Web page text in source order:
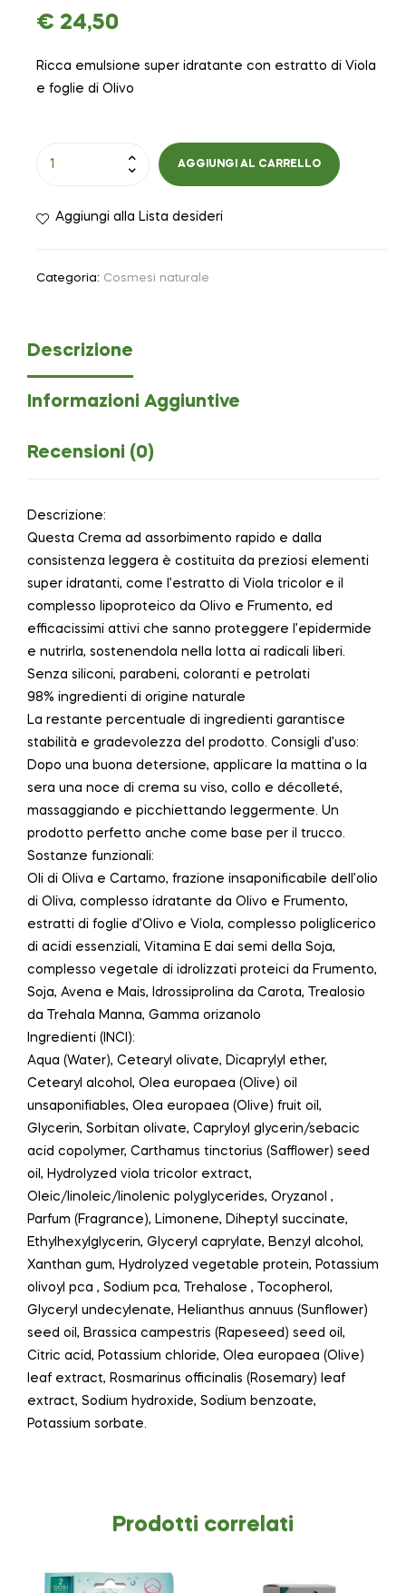
€ 24,50
Ricca emulsione super idratante con estratto di Viola
e foglie di Olivo
AGGIUNGI AL CARRELLO
Aggiungi alla Lista desideri
Categoria: Cosmesi naturale
Descrizione
Informazioni Aggiuntive
Recensioni (0)
Descrizione:
Questa Crema ad assorbimento rapido e dalla
consistenza leggera è costituita da preziosi elementi
super idratanti, come l’estratto di Viola tricolor e il
complesso lipoproteico da Olivo e Frumento, ed
efficacissimi attivi che sanno proteggere l’epidermide
e nutrirla, sostenendola nella lotta ai radicali liberi.
Senza siliconi, parabeni, coloranti e petrolati
98% ingredienti di origine naturale
La restante percentuale di ingredienti garantisce
stabilità e gradevolezza del prodotto. Consigli d’uso:
Dopo una buona detersione, applicare la mattina o la
sera una noce di crema su viso, collo e décolleté,
massaggiando e picchiettando leggermente. Un
prodotto perfetto anche come base per il trucco.
Sostanze funzionali:
Oli di Oliva e Cartamo, frazione insaponificabile dell’olio
di Oliva, complesso idratante da Olivo e Frumento,
estratti di foglie d’Olivo e Viola, complesso poliglicerico
di acidi essenziali, Vitamina E dai semi della Soja,
complesso vegetale di idrolizzati proteici da Frumento,
Soja, Avena e Mais, Idrossiprolina da Carota, Trealosio
da Trehala Manna, Gamma orizanolo
Ingredienti (INCI):
Aqua (Water), Cetearyl olivate, Dicaprylyl ether,
Cetearyl alcohol, Olea europaea (Olive) oil
unsaponifiables, Olea europaea (Olive) fruit oil,
Glycerin, Sorbitan olivate, Capryloyl glycerin/sebacic
acid copolymer, Carthamus tinctorius (Safflower) seed
oil, Hydrolyzed viola tricolor extract,
Oleic/linoleic/linolenic polyglycerides, Oryzanol ,
Parfum (Fragrance), Limonene, Diheptyl succinate,
Ethylhexylglycerin, Glyceryl caprylate, Benzyl alcohol,
Xanthan gum, Hydrolyzed vegetable protein, Potassium
olivoyl pca , Sodium pca, Trehalose , Tocopherol,
Glyceryl undecylenate, Helianthus annuus (Sunflower)
seed oil, Brassica campestris (Rapeseed) seed oil,
Citric acid, Potassium chloride, Olea europaea (Olive)
leaf extract, Rosmarinus officinalis (Rosemary) leaf
extract, Sodium hydroxide, Sodium benzoate,
Potassium sorbate.
Prodotti correlati